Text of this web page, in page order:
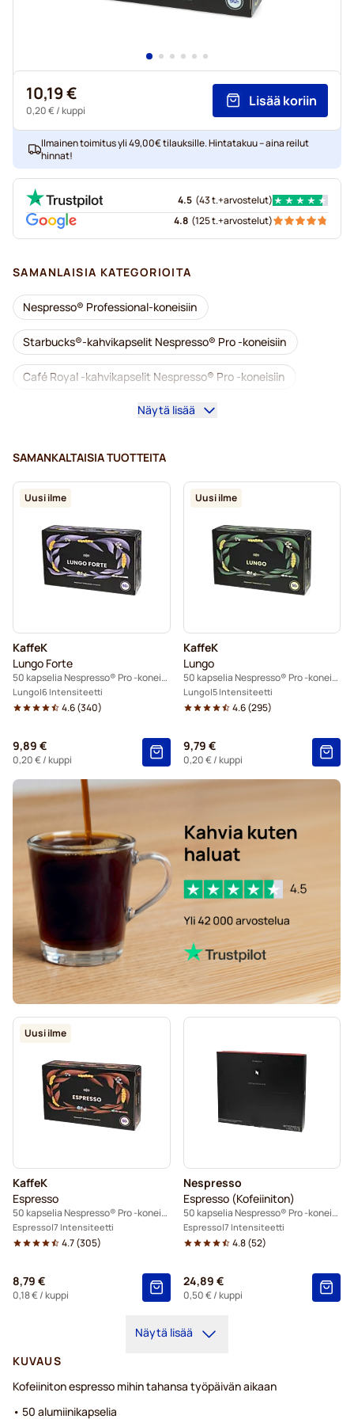
10,19 €
0,20 €/ kuppi
Lisää koriin
Ilmainen toimitus yli 49,00€ tilauksille. Hintatakuu – aina reilut
hinnat!
4.5 (43 t.+arvostelut)
4.8 (125 t.+arvostelut)
SAMANLAISIA KATEGORIOITA
Nespresso® Professional-koneisiin
Starbucks®-kahvikapselit Nespresso® Pro -koneisiin
Café Royal -kahvikapselit Nespresso® Pro -koneisiin
Nespresso® Professional -kahvikoneet
Kofeiinittomat kahvit Nespresso® Pro -koneisiin
Kapselit Nespresso® Pro-koneisiin
Gimoka-kapselit Nespresso® Pro -koneisiin
Kaffekapslen-kapselit Nespresso® Professional -koneisiin
Näytä lisää
SAMANKALTAISIA TUOTTEITA
Uusi ilme
KaffeK
Lungo Forte
50 kapselia Nespresso® Pro -koneisiin
Lungo 6 Intensiteetti
4.6(340)
9,89 €
0,20 €/ kuppi
Uusi ilme
KaffeK
Lungo
50 kapselia Nespresso® Pro -koneisiin
Lungo 5 Intensiteetti
4.6(295)
9,79 €
0,20 €/ kuppi
Uusi ilme
KaffeK
Espresso
50 kapselia Nespresso® Pro -koneisiin
Espresso 7 Intensiteetti
4.7(305)
8,79 €
0,18 €/ kuppi
Nespresso
Espresso (Kofeiiniton)
50 kapselia Nespresso® Pro -koneisiin
Espresso 7 Intensiteetti
4.8(52)
24,89 €
0,50 €/ kuppi
Näytä lisää
KUVAUS
Kofeiiniton espresso mihin tahansa työpäivän aikaan
• 50 alumiinikapselia